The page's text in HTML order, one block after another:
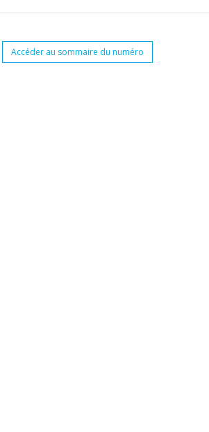
Accéder au sommaire du numéro